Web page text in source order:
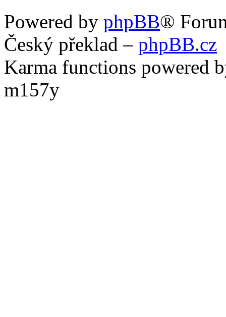
Powered by phpBB®
Český překlad – phpBB.cz
Karma functions powered
m157y